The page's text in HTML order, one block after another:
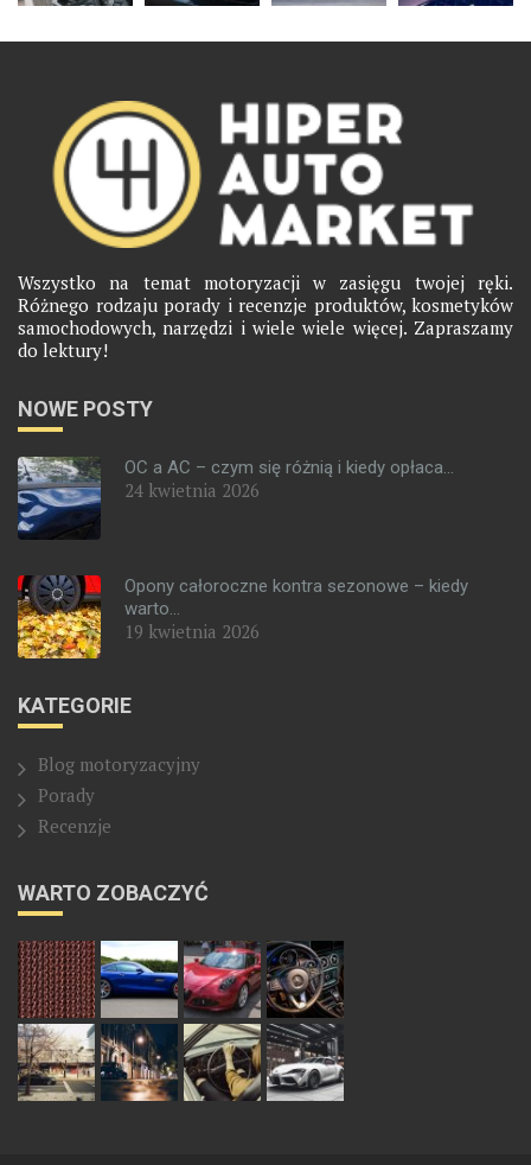
Wszystko na temat motoryzacji w zasięgu twojej ręki.
Różnego rodzaju porady i recenzje produktów, kosmetyków
samochodowych, narzędzi i wiele wiele więcej. Zapraszamy
do lektury!
NOWE POSTY
OC a AC – czym się różnią i kiedy opłaca...
24 kwietnia 2026
Opony całoroczne kontra sezonowe – kiedy
warto...
19 kwietnia 2026
KATEGORIE
Blog motoryzacyjny
Porady
Recenzje
WARTO ZOBACZYĆ